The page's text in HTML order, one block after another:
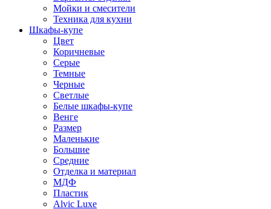
Мойки и смесители
Техника для кухни
Шкафы-купе
Цвет
Коричневые
Серые
Темные
Черные
Светлые
Белые шкафы-купе
Венге
Размер
Маленькие
Большие
Средние
Отделка и материал
МДФ
Пластик
Alvic Luxe